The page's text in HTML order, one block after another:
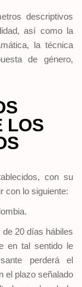
descriptivos
así como la
la técnica
de género,
LOS
con su
con lo siguiente:
20 días hábiles
en tal sentido le
perderá el
el plazo señalado